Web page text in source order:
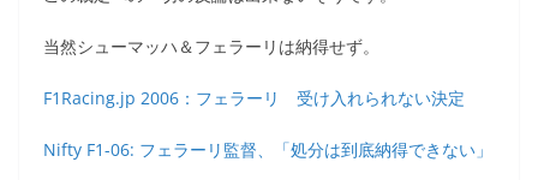
o
k
当然シューマッハ＆フェラーリは納得せず。
F1Racing.jp 2006：フェラーリ 受け入れられない決定
Nifty F1-06: フェラーリ監督、「処分は到底納得できない」